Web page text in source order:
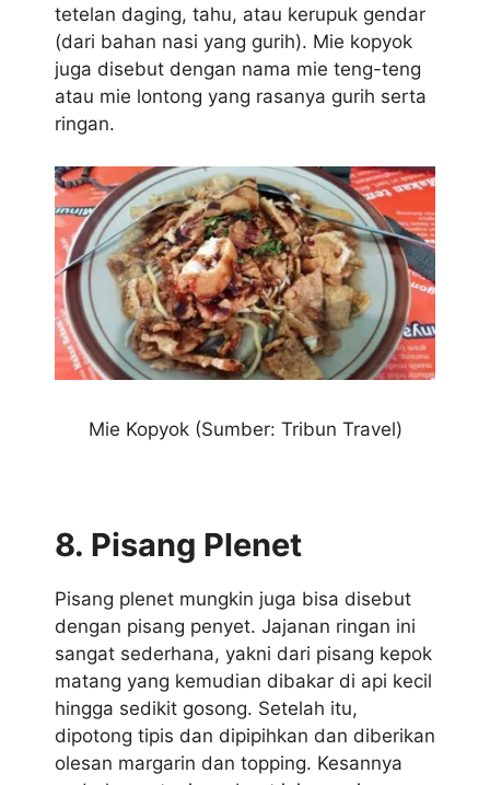
tetelan daging, tahu, atau kerupuk gendar
(dari bahan nasi yang gurih). Mie kopyok
juga disebut dengan nama mie teng-teng
atau mie lontong yang rasanya gurih serta
ringan.
Mie Kopyok (Sumber: Tribun Travel)
8. Pisang Plenet
Pisang plenet mungkin juga bisa disebut
dengan pisang penyet. Jajanan ringan ini
sangat sederhana, yakni dari pisang kepok
matang yang kemudian dibakar di api kecil
hingga sedikit gosong. Setelah itu,
dipotong tipis dan dipipihkan dan diberikan
olesan margarin dan topping. Kesannya